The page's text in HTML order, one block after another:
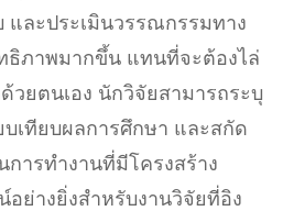
และประเมินวรรณกรรมทาง
ธิภาพมากขึ้น แทนที่จะต้องไล่
วยตนเอง นักวิจัยสามารถระบุ
บเทียบผลการศึกษา และสกัด
ารทำงานที่มีโครงสร้าง
ย่างยิ่งสำหรับงานวิจัยที่อิง